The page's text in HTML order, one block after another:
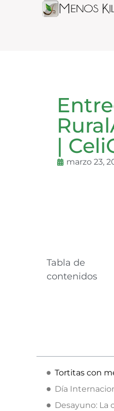
|
marzo 23,
Tabla de
contenidos
Tortitas con
Día
Desayuno: